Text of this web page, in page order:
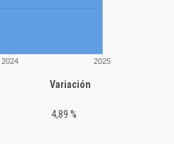
2024 2025
Variación
4,89 %